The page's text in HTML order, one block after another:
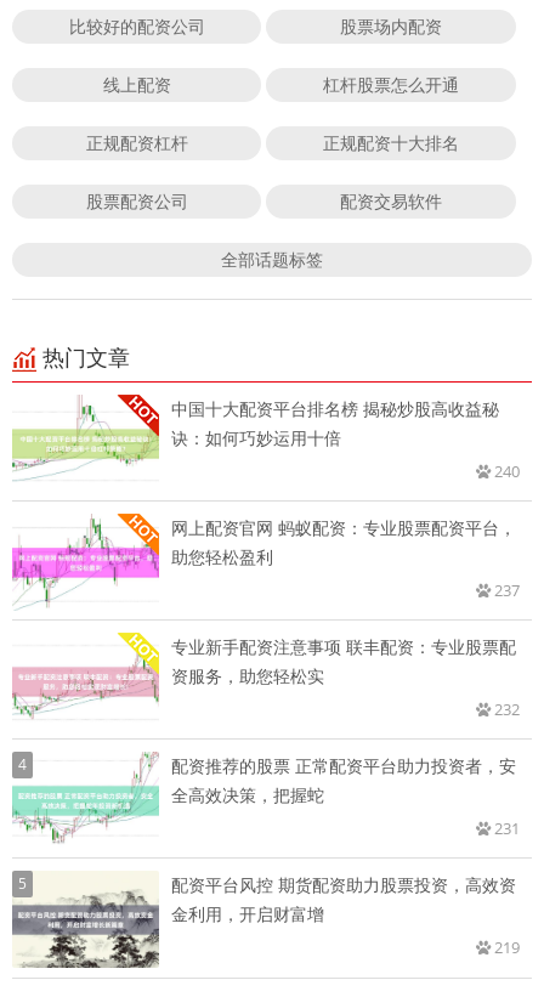
比较好的配资公司 股票场内配资
线上配资 杠杆股票怎么开通
正规配资杠杆 正规配资十大排名
股票配资公司 配资交易软件
全部话题标签
热门文章
中国十大配资平台排名榜 揭秘炒股高收益秘
诀：如何巧妙运用十倍
240
网上配资官网 蚂蚁配资：专业股票配资平台，
助您轻松盈利
237
专业新手配资注意事项 联丰配资：专业股票配
资服务，助您轻松实
232
4
配资推荐的股票 正常配资平台助力投资者，安
全高效决策，把握蛇
231
5
配资平台风控 期货配资助力股票投资，高效资
金利用，开启财富增
219